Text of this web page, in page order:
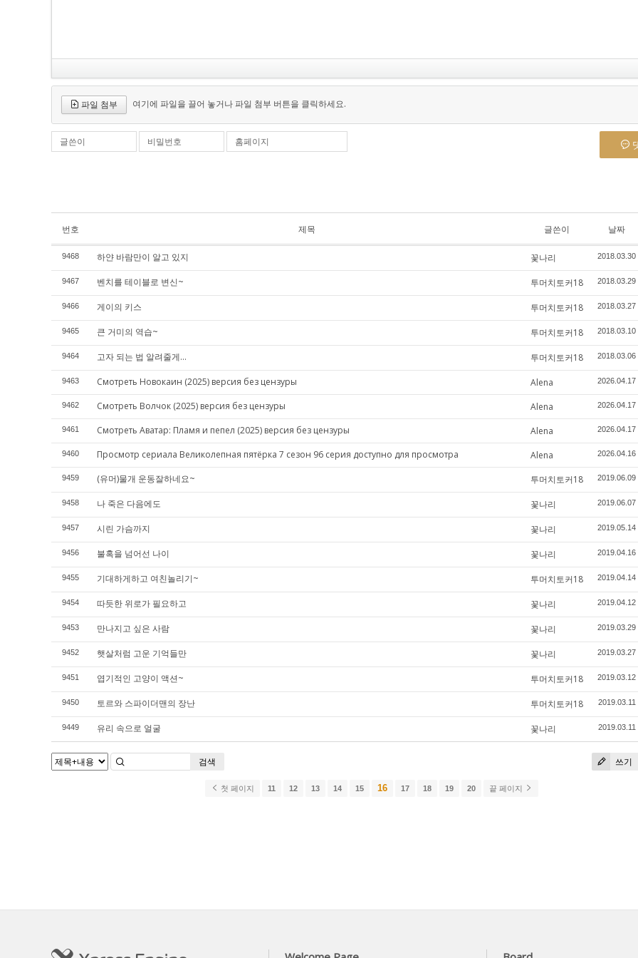
파일 첨부 여기에 파일을 끌어 놓거나 파일 첨부 버튼을 클릭하세요.
글쓴이 비밀번호 홈페이지
번호 제목 글쓴이 날짜
9468 하얀 바람만이 알고 있지 꽃나리 2018.03.30
9467 벤치를 테이블로 변신~ 투머치토커18 2018.03.29
9466 게이의 키스 투머치토커18 2018.03.27
9465 큰 거미의 역습~ 투머치토커18 2018.03.10
9464 고자 되는 법 알려줄게... 투머치토커18 2018.03.06
9463 Смотреть Новокаин (2025) версия без цензуры Alena 2026.04.17
9462 Смотреть Волчок (2025) версия без цензуры Alena 2026.04.17
9461 Смотреть Аватар: Пламя и пепел (2025) версия без цензуры Alena 2026.04.17
9460 Просмотр сериала Великолепная пятёрка 7 сезон 96 серия доступно для просмотра Alena 2026.04.16
9459 (유머)물개 운동잘하네요~ 투머치토커18 2019.06.09
9458 나 죽은 다음에도 꽃나리 2019.06.07
9457 시린 가슴까지 꽃나리 2019.05.14
9456 불혹을 넘어선 나이 꽃나리 2019.04.16
9455 기대하게하고 여친놀리기~ 투머치토커18 2019.04.14
9454 따듯한 위로가 필요하고 꽃나리 2019.04.12
9453 만나지고 싶은 사람 꽃나리 2019.03.29
9452 햇살처럼 고운 기억들만 꽃나리 2019.03.27
9451 엽기적인 고양이 액션~ 투머치토커18 2019.03.12
9450 토르와 스파이더맨의 장난 투머치토커18 2019.03.11
9449 유리 속으로 얼굴 꽃나리 2019.03.11
쓰기
검색
첫 페이지 11 12 13 14 15 16 17 18 19 20 끝 페이지